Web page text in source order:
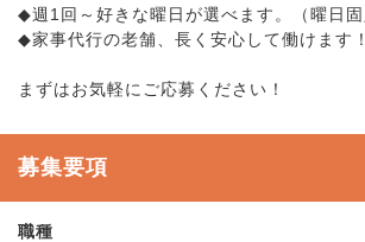
◆週1回～好きな曜日が選べます。（曜日固
◆家事代行の老舗、長く安心して働け
まずはお気軽にご応募ください！
募集要項
職種